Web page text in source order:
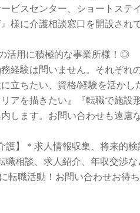
ビスセンター、ショートステ
様に介護相談窓口を開設され
活用に積極的な事業所様！◎
経験は問いません。それぞれ
立ちたい、資格/経験を活かし
アを描きたい』『転職で施設
します。お問い合わせも遠慮
】＊求人情報収集、将来的検
相談、求人紹介、年収交渉
職活動！お問い合わせお待ち